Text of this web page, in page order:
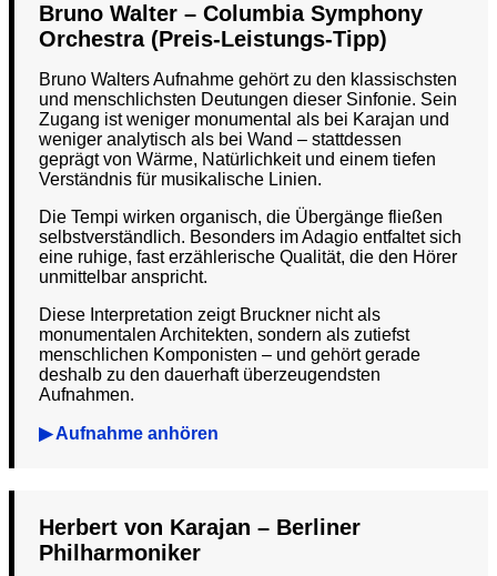
Bruno Walter – Columbia Symphony
Orchestra (Preis-Leistungs-Tipp)
Bruno Walters Aufnahme gehört zu den klassischsten
und menschlichsten Deutungen dieser Sinfonie. Sein
Zugang ist weniger monumental als bei Karajan und
weniger analytisch als bei Wand – stattdessen
geprägt von Wärme, Natürlichkeit und einem tiefen
Verständnis für musikalische Linien.
Die Tempi wirken organisch, die Übergänge fließen
selbstverständlich. Besonders im Adagio entfaltet sich
eine ruhige, fast erzählerische Qualität, die den Hörer
unmittelbar anspricht.
Diese Interpretation zeigt Bruckner nicht als
monumentalen Architekten, sondern als zutiefst
menschlichen Komponisten – und gehört gerade
deshalb zu den dauerhaft überzeugendsten
Aufnahmen.
▶ Aufnahme anhören
Herbert von Karajan – Berliner
Philharmoniker